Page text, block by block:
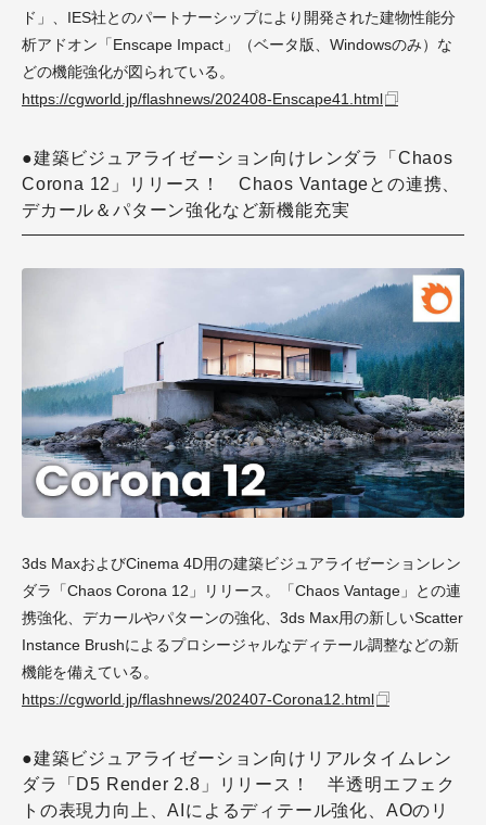
ド」、IES社とのパートナーシップにより開発された建物性能分
析アドオン「Enscape Impact」（ベータ版、Windowsのみ）な
どの機能強化が図られている。
https://cgworld.jp/flashnews/202408-Enscape41.html
●建築ビジュアライゼーション向けレンダラ「Chaos
Corona 12」リリース！ Chaos Vantageとの連携、
デカール＆パターン強化など新機能充実
3ds MaxおよびCinema 4D用の建築ビジュアライゼーションレン
ダラ「Chaos Corona 12」リリース。「Chaos Vantage」との連
携強化、デカールやパターンの強化、3ds Max用の新しいScatter
Instance Brushによるプロシージャルなディテール調整などの新
機能を備えている。
https://cgworld.jp/flashnews/202407-Corona12.html
●建築ビジュアライゼーション向けリアルタイムレン
ダラ「D5 Render 2.8」リリース！ 半透明エフェク
トの表現力向上、AIによるディテール強化、AOのリ